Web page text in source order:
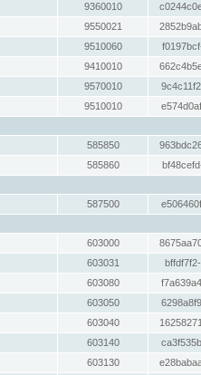
9360010
9550021
9510060
9410010
9570010
9510010
585850
585860
587500
603000
603031
603080
603050
603040
603140
603130